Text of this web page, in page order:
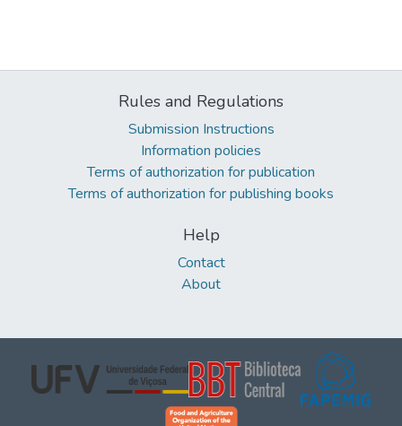
Rules and Regulations
Submission Instructions
Information policies
Terms of authorization for publication
Terms of authorization for publishing books
Help
Contact
About